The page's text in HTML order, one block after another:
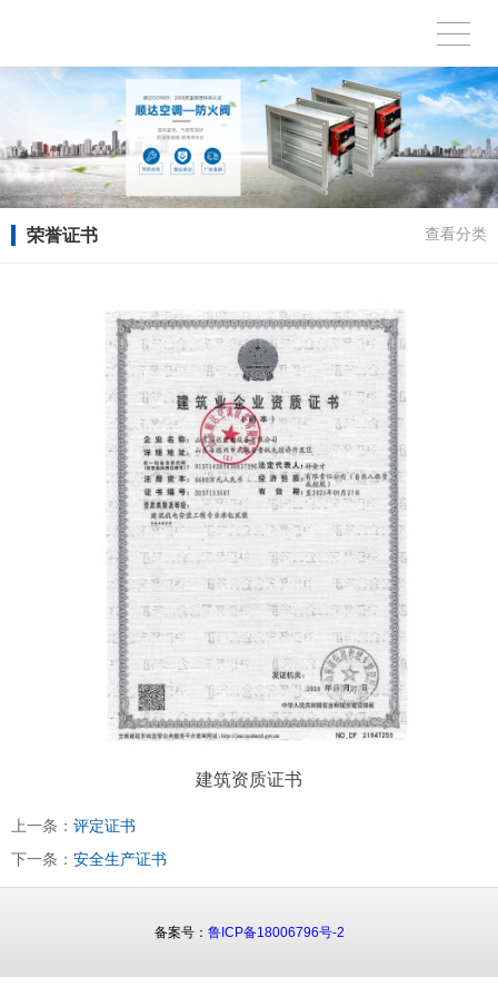
荣誉证书 查看分类
建筑资质证书
上一条： 评定证书
下一条： 安全生产证书
备案号： 鲁ICP备18006796号-2